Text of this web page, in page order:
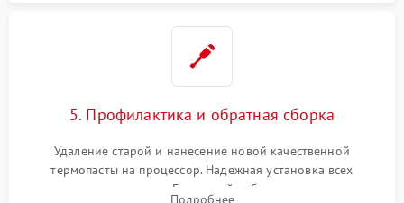
5. Профилактика и обратная сборка
Удаление старой и нанесение новой качественной
термопасты на процессор. Надежная установка всех
комплектующих в слоты. Грамотный кабель-менеджмент для
Подробнее